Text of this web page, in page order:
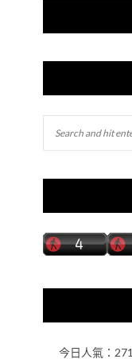
今日人氣： 271